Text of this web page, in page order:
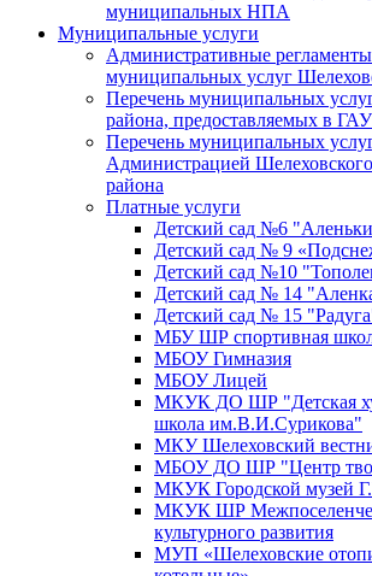
муниципальных НПА
Муниципальные услуги
Административные
муниципальных услуг
Перечень муниципальных
района, предоставляемых в
Перечень муниципальных
Администрацией
района
Платные услуги
Детский сад №6
Детский сад № 9
Детский сад №10
Детский сад № 14
Детский сад № 15
МБУ ШР спортивная
МБОУ Гимназия
МБОУ Лицей
МКУК ДО ШР "Детская
школа им.В.И.Сурикова"
МКУ Шелеховский
МБОУ ДО ШР "Центр
МКУК Городской музей
МКУК ШР
культурного развития
МУП «Шелеховские